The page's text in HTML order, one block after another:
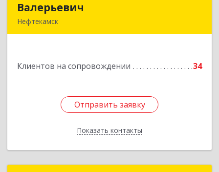
Валерьевич
Нефтекамск
Клиентов на сопровождении 34
Отправить заявку
Показать контакты
Подробнее
Отправить заявку
Назад